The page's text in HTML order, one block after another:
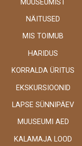
MUUSEUMIST
NÄITUSED
MIS TOIMUB
HARIDUS
KORRALDA ÜRITUS
EKSKURSIOONID
LAPSE SÜNNIPÄEV
MUUSEUMI AED
KALAMAJA LOOD